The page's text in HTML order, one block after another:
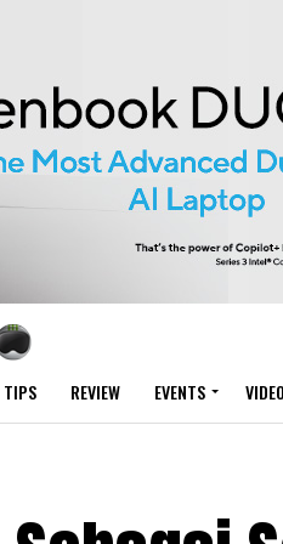
TIPS REVIEW EVENTS